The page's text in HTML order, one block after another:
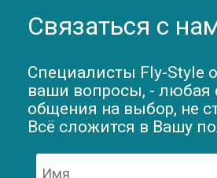
Связаться с
Специалисты Fly-Style
ваши вопросы, - любая
общения на выбор, не
Всё сложится в Вашу